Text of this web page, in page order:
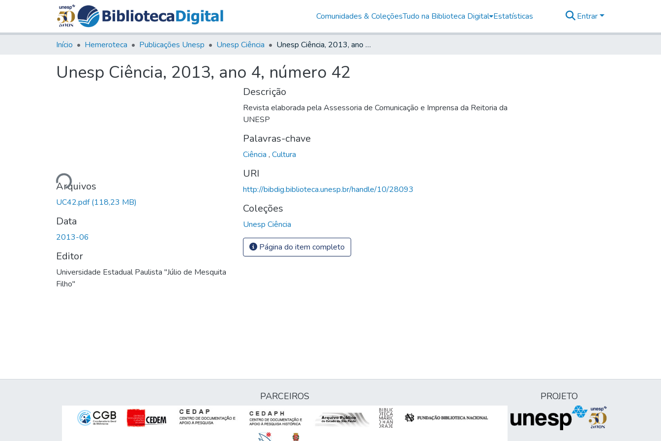
Comunidades & ColeçõesTudo na Biblioteca Digital Estatísticas Entrar
Início Hemeroteca Publicações Unesp Unesp Ciência Unesp Ciência, 2013, ano 4, número 42
Unesp Ciência, 2013, ano 4, número 42
Carregando...
Arquivos
UC42.pdf(118,23 MB)
Data
2013-06
Editor
Universidade Estadual Paulista "Júlio de Mesquita
Filho"
Descrição
Revista elaborada pela Assessoria de Comunicação e Imprensa da Reitoria da
UNESP
Palavras-chave
Ciência , Cultura
URI
http://bibdig.biblioteca.unesp.br/handle/10/28093
Coleções
Unesp Ciência
Página do item completo
PARCEIROS PROJETO